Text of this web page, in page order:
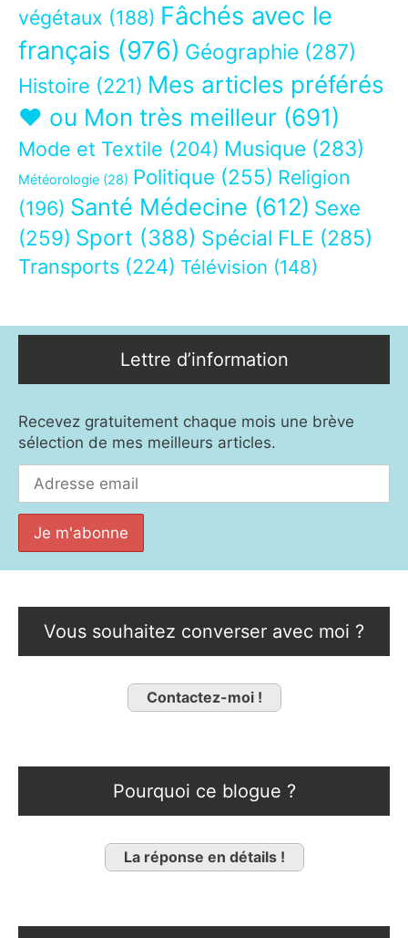
végétaux (188) Fâchés avec le
français (976) Géographie (287)
Histoire (221) Mes articles préférés
❤ ou Mon très meilleur (691)
Mode et Textile (204) Musique (283)
Météorologie (28) Politique (255) Religion
(196) Santé Médecine (612) Sexe
(259) Sport (388) Spécial FLE (285)
Transports (224) Télévision (148)
Lettre d’information
Recevez gratuitement chaque mois une brève
sélection de mes meilleurs articles.
Vous souhaitez converser avec moi ?
Contactez-moi !
Pourquoi ce blogue ?
La réponse en détails !